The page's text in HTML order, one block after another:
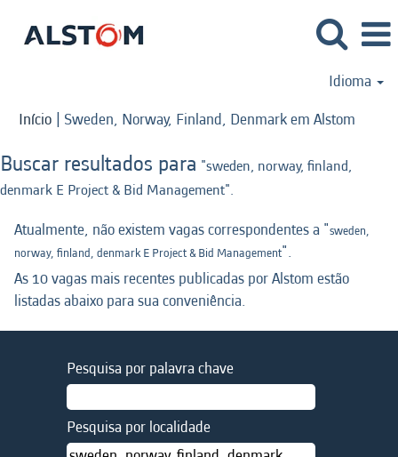
Idioma
Início | Sweden, Norway, Finland, Denmark em Alstom
Buscar resultados para "sweden, norway, finland,
denmark E Project & Bid Management".
Atualmente, não existem vagas correspondentes a "sweden,
norway, finland, denmark E Project & Bid Management".
As 10 vagas mais recentes publicadas por Alstom estão
listadas abaixo para sua conveniência.
Pesquisa por palavra chave
Pesquisa por localidade